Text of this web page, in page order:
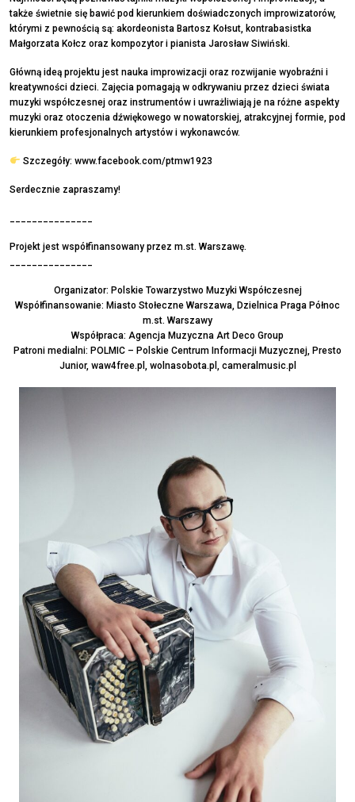
także świetnie się bawić pod kierunkiem doświadczonych improwizatorów,
którymi z pewnością są: akordeonista Bartosz Kołsut, kontrabasistka
Małgorzata Kołcz oraz kompozytor i pianista Jarosław Siwiński.
Główną ideą projektu jest nauka improwizacji oraz rozwijanie wyobraźni i
kreatywności dzieci. Zajęcia pomagają w odkrywaniu przez dzieci świata
muzyki współczesnej oraz instrumentów i uwrażliwiają je na różne aspekty
muzyki oraz otoczenia dźwiękowego w nowatorskiej, atrakcyjnej formie, pod
kierunkiem profesjonalnych artystów i wykonawców.
Szczegóły: www.facebook.com/ptmw1923
Serdecznie zapraszamy!
Projekt jest współfinansowany przez m.st. Warszawę.
Organizator: Polskie Towarzystwo Muzyki Współczesnej
Współfinansowanie: Miasto Stołeczne Warszawa, Dzielnica Praga Północ
m.st. Warszawy
Współpraca: Agencja Muzyczna Art Deco Group
Patroni medialni: POLMIC – Polskie Centrum Informacji Muzycznej, Presto
Junior, waw4free.pl, wolnasobota.pl, cameralmusic.pl